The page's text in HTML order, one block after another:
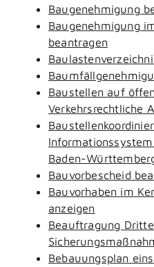
Baugenehmigung
Baugenehmigung
beantragen
Baustellen auf
Verkehrsrechtliche
Baden-
Bauvorbescheid
Bauvorhaben im
anzeigen
Beauftragung
Bebauungsplan